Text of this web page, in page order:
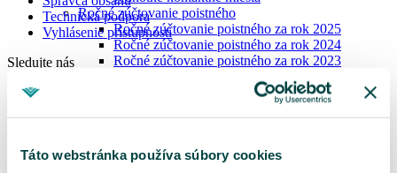
Táto webstránka používa súbory cookies
Ročné zúčtovanie poistného
Ročné zúčtovanie poistného za rok 2025
Ročné zúčtovanie poistného za rok 2024
Ročné zúčtovanie poistného za rok 2023
Vydávanie výkazov nedoplatkov
poistného
Technická podpora
Vyhlásenie prístupnosti
Sledujte nás